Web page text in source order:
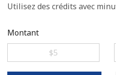
Utilisez des crédits avec
Montant
⁦$5⁩